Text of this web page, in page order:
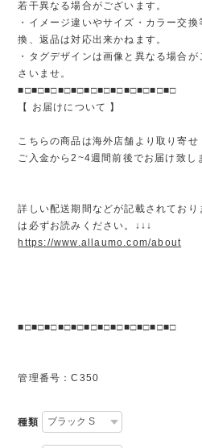
若干異なる場合がございます。
・イメージ違いやサイズ・カラー交
換、返品は対応出来かねます。
・タグデザインは画像と異なる場合
さいませ。
■□■□■□■□■□■□■□■□■□■□■□■□
【 お届けについて 】
こちらの商品は海外店舗より取り寄せ
ご入金から2~4週間前後でお届け致し
詳しい配送期間などが記載されてお
は必ずお読みください。↓↓↓
https://www.allaumo.com/about
■□■□■□■□■□■□■□■□■□■□■□■□
管理番号：C350
種類